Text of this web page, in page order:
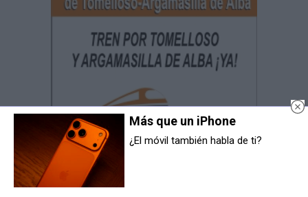
Más que un iPhone
¿El móvil también habla de ti?